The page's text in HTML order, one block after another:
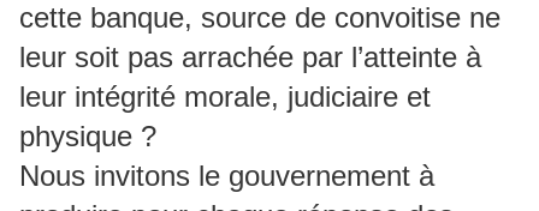
cette banque, source de convoitise ne
leur soit pas arrachée par l’atteinte à
leur intégrité morale, judiciaire et
physique ?
Nous invitons le gouvernement à